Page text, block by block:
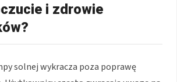
i zdrowie
solnej wykracza poza poprawę